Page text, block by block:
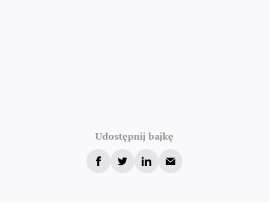
Udostępnij bajkę